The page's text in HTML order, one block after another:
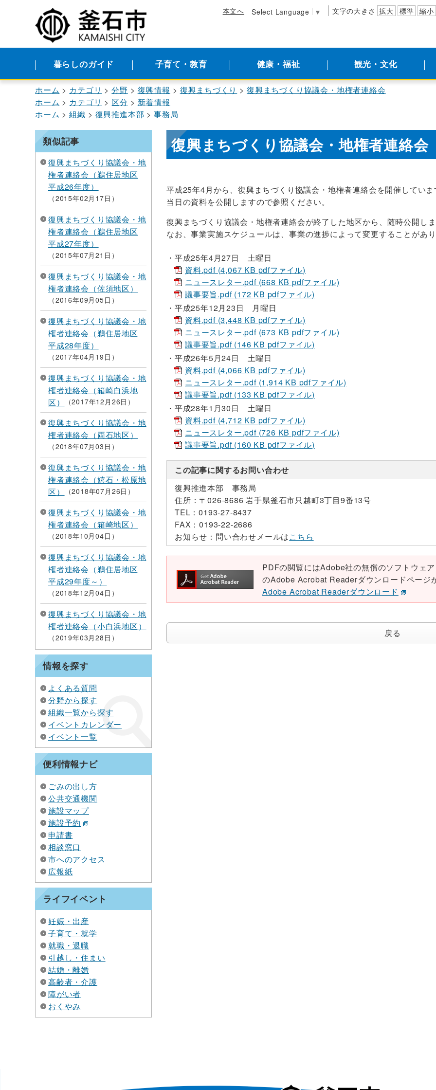
本文へ Select Language ▼ 文字の大きさ 拡大 標準 縮小
暮らしのガイド 子育て・教育 健康・福祉 観光・文化
ホーム カテゴリ 分野 復興情報 復興まちづくり
復興まちづくり協議会・地権者連絡会
ホーム
カテゴリ 区分
新着情報
ホーム
組織 復興推進本部 事務局
類似記事
復興まちづくり協議会・地
権者連絡会（鵜住居地区
平成26年度）
2015年02月17日
復興まちづくり協議会・地
権者連絡会（鵜住居地区
平成27年度）
2015年07月21日
復興まちづくり協議会・地
権者連絡会（佐須地区）
2016年09月05日
復興まちづくり協議会・地
権者連絡会（鵜住居地区
平成28年度）
2017年04月19日
復興まちづくり協議会・地
権者連絡会（箱崎白浜地
区）
2017年12月26日
復興まちづくり協議会・地
権者連絡会（両石地区）
2018年07月03日
復興まちづくり協議会・地
権者連絡会（嬉石・松原地
区）
2018年07月26日
復興まちづくり協議会・地
権者連絡会（箱崎地区）
2018年10月04日
復興まちづくり協議会・地
権者連絡会（鵜住居地区
平成29年度～）
2018年12月04日
復興まちづくり協議会・地
権者連絡会（小白浜地区）
2019年03月28日
情報を探す
よくある質問
分野から探す
組織一覧から探す
イベントカレンダー
イベント一覧
便利情報ナビ
ごみの出し方
公共交通機関
施設マップ
施設予約
申請書
相談窓口
市へのアクセス
広報紙
ライフイベント
妊娠・出産
子育て・就学
就職・退職
引越し・住まい
結婚・離婚
高齢者・介護
障がい者
おくやみ
復興まちづくり協議会・地権者連絡会
平成25年4月から、復興まちづくり協議会・地権者連絡会を開催していま
当日の資料を公開しますので参照ください。
復興まちづくり協議会・地権者連絡会が終了した地区から、随時公開しま
なお、事業実施スケジュールは、事業の進捗によって変更することがあり
平成25年4月27日 土曜日
資料.pdf (4,067 KB pdfファイル)
ニュースレター.pdf (668 KB pdfファイル)
議事要旨.pdf (172 KB pdfファイル)
平成25年12月23日 月曜日
資料.pdf (3,448 KB pdfファイル)
ニュースレター.pdf (673 KB pdfファイル)
議事要旨.pdf (146 KB pdfファイル)
平成26年5月24日 土曜日
資料.pdf (4,066 KB pdfファイル)
ニュースレター.pdf (1,914 KB pdfファイル)
議事要旨.pdf (133 KB pdfファイル)
平成28年1月30日 土曜日
資料.pdf (4,712 KB pdfファイル)
ニュースレター.pdf (726 KB pdfファイル)
議事要旨.pdf (160 KB pdfファイル)
この記事に関するお問い合わせ
復興推進本部 事務局
住所： 〒026-8686 岩手県釜石市只越町3丁目9番13号
TEL：0193-27-8437
FAX：0193-22-2686
お知らせ： 問い合わせメールはこちら
PDFの閲覧にはAdobe社の無償のソフトウェ
のAdobe Acrobat Readerダウンロードページ
Adobe Acrobat Readerダウンロード
戻る